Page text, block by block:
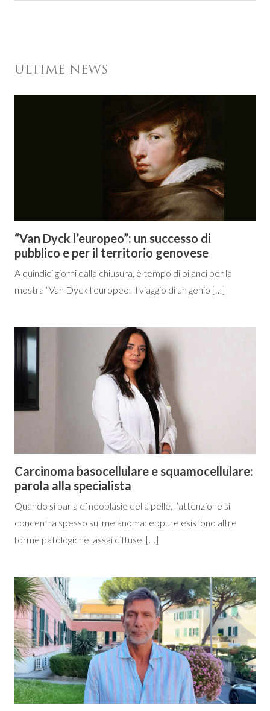
ULTIME NEWS
“Van Dyck l’europeo”: un successo di
pubblico e per il territorio genovese
A quindici giorni dalla chiusura, è tempo di bilanci per la
mostra “Van Dyck l’europeo. Il viaggio di un genio […]
Carcinoma basocellulare e squamocellulare:
parola alla specialista
Quando si parla di neoplasie della pelle, l’attenzione si
concentra spesso sul melanoma; eppure esistono altre
forme patologiche, assai diffuse, […]